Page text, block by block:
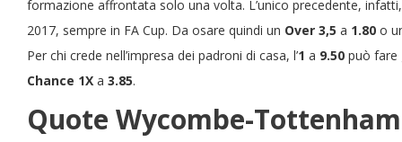
formazione affrontata solo una volta. L’unico precedente,
2017, sempre in FA Cup. Da osare quindi un Over 3,5 a 1.80 o
Per chi crede nell’impresa dei padroni di casa, l’1 a 9.50 può fare
Chance 1X a 3.85.
Quote Wycombe-Tottenham